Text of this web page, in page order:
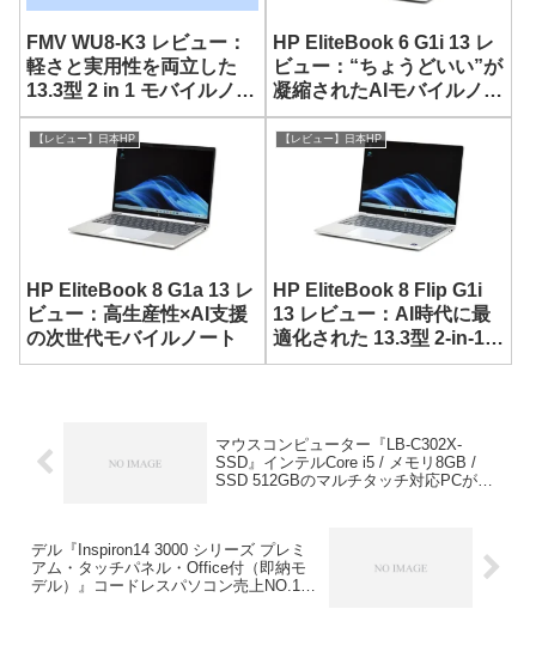
FMV WU8-K3 レビュー：
軽さと実用性を両立した
13.3型 2 in 1 モバイルノー
ト
HP EliteBook 6 G1i 13 レ
ビュー：“ちょうどいい”が
凝縮されたAIモバイルノー
ト
【レビュー】日本HP
HP EliteBook 8 G1a 13 レ
ビュー：高生産性×AI支援
の次世代モバイルノート
【レビュー】日本HP
HP EliteBook 8 Flip G1i
13 レビュー：AI時代に最
適化された 13.3型 2-in-1ノ
ート
マウスコンピューター『LB-C302X-
SSD』インテルCore i5 / メモリ8GB /
SSD 512GBのマルチタッチ対応PCが約
デル『Inspiron14 3000 シリーズ プレミ
アム・タッチパネル・Office付（即納モ
デル）』コードレスパソコン売上NO.1モ